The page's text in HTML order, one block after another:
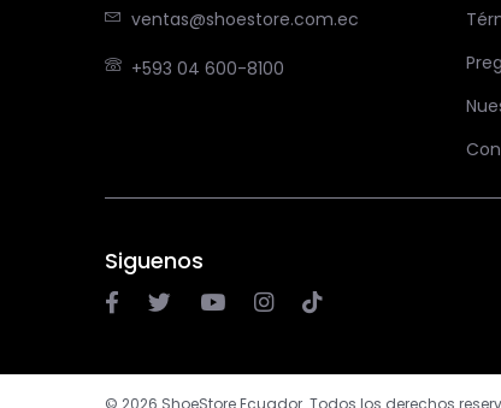
ventas@shoestore.com.ec
+593 04 600-8100
Siguenos
© 2026 ShoeStore Ecuador. Todos los derechos